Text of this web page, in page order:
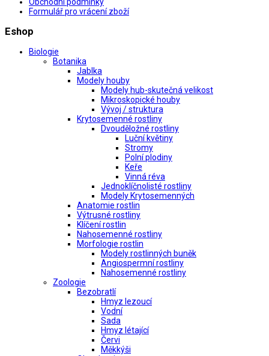
Formulář pro vrácení zboží
Eshop
Biologie
Botanika
Jablka
Modely houby
Modely hub-skutečná velikost
Mikroskopické houby
Vývoj / struktura
Krytosemenné rostliny
Dvouděložné rostliny
Luční květiny
Stromy
Polní plodiny
Keře
Vinná réva
Jednoklíčnolisté rostliny
Modely Krytosemenných
Anatomie rostlin
Výtrusné rostliny
Klíčení rostlin
Nahosemenné rostliny
Morfologie rostlin
Modely rostlinných buněk
Angiospermní rostliny
Nahosemenné rostliny
Zoologie
Bezobratlí
Hmyz lezoucí
Vodní
Sada
Hmyz létající
Červi
Měkkýši